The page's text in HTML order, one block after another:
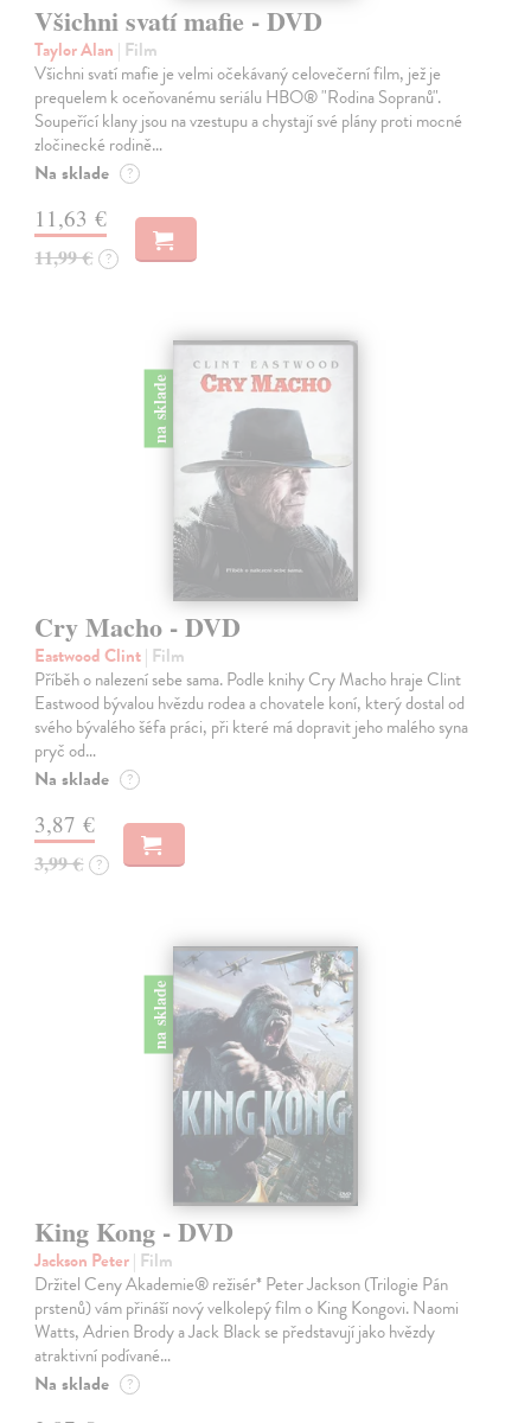
Všichni svatí mafie - DVD
Taylor Alan | Film
Všichni svatí mafie je velmi očekávaný celovečerní film, jež je
prequelem k oceňovanému seriálu HBO® "Rodina Sopranů".
Soupeřící klany jsou na vzestupu a chystají své plány proti mocné
zločinecké rodině…
Na sklade ?
11,63 €
11,99 € ?
na sklade
Cry Macho - DVD
Eastwood Clint| Film
Příběh o nalezení sebe sama. Podle knihy Cry Macho hraje Clint
Eastwood bývalou hvězdu rodea a chovatele koní, který dostal od
svého bývalého šéfa práci, při které má dopravit jeho malého syna
pryč od…
Na sklade ?
3,87 €
3,99 € ?
na sklade
King Kong - DVD
Jackson Peter| Film
Držitel Ceny Akademie® režisér* Peter Jackson (Trilogie Pán
prstenů) vám přináší nový velkolepý film o King Kongovi. Naomi
Watts, Adrien Brody a Jack Black se představují jako hvězdy
atraktivní podívané…
Na sklade ?